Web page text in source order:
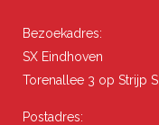
Bezoekadres:
SX Eindhoven
Torenallee 3 op Strijp S
Postadres: